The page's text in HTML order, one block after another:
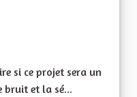
si ce projet sera un
bruit et la sé...